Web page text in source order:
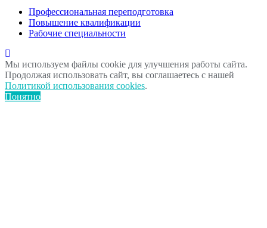
Профессиональная переподготовка
Повышение квалификации
Рабочие специальности
Мы используем файлы cookie для улучшения работы сайта.
Продолжая использовать сайт, вы соглашаетесь с нашей
Политикой использования cookies.
Понятно